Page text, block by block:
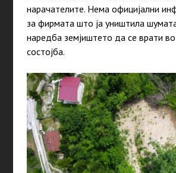
нарачателите. Нема официјални
за фирмата што ја уништила
наредба земјиштето да се врати
состојба.